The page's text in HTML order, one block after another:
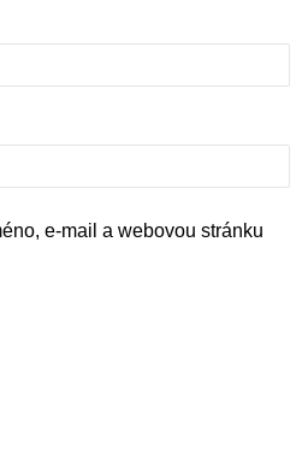
e-mail a webovou stránku